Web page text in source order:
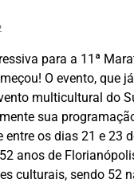
para a 11ª
O evento, que
multicultural do
sua
entre os dias 21 e 23
anos de
culturais, sendo 52